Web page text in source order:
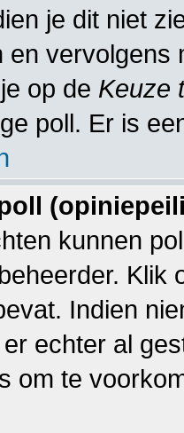
je dit niet
en
op de Keuze
poll. Er is
kunnen
Indien
echter al
om te